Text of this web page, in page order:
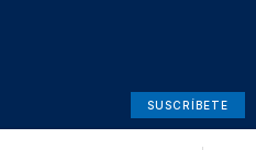
SUSCRÍBETE